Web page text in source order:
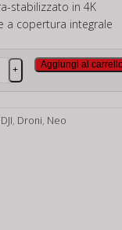
stabilizzato in 4K
a copertura integrale
+
Aggiungi al
DJI, Droni, Neo